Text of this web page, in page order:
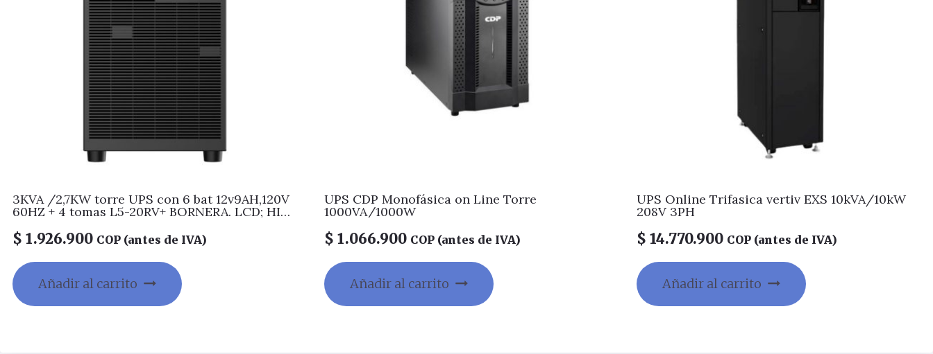
3KVA /2,7KW torre UPS con 6 bat 12v9AH,120V
60HZ + 4 tomas L5-20RV+ BORNERA. LCD; HID
Toma de entrada NEMA L5-30P.
$ 1.926.900 COP (antes de IVA)
Añadir al carrito
UPS CDP Monofásica on Line Torre
1000VA/1000W
$ 1.066.900 COP (antes de IVA)
Añadir al carrito
UPS Online Trifasica vertiv EXS 10kVA/10kW
208V 3PH
$ 14.770.900 COP (antes de IVA)
Añadir al carrito